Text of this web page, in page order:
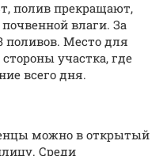
полив прекращают,
влаги. За
поливов. Место для
участка, где
всего дня.
можно в открытый
Среди